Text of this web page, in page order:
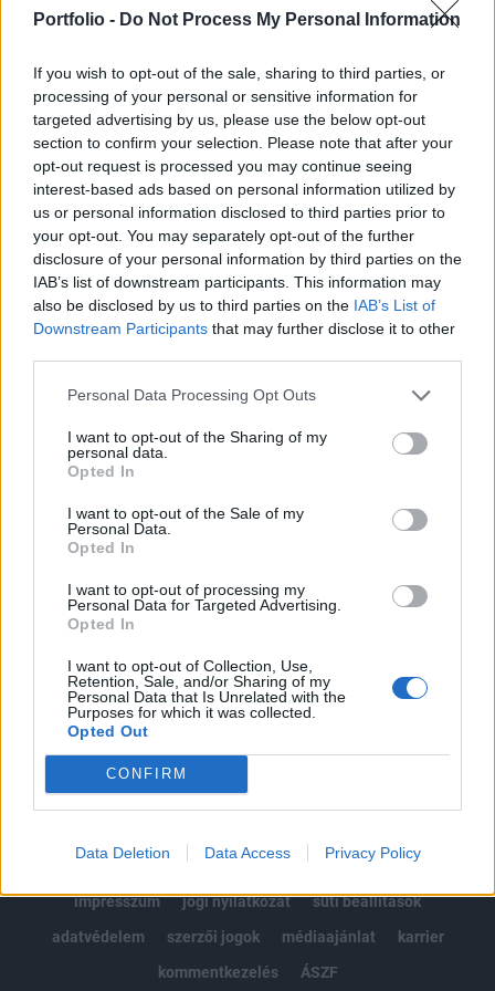
Portfolio - Do Not Process My Personal Information
If you wish to opt-out of the sale, sharing to third parties, or
processing of your personal or sensitive information for
targeted advertising by us, please use the below opt-out
section to confirm your selection. Please note that after your
opt-out request is processed you may continue seeing
interest-based ads based on personal information utilized by
us or personal information disclosed to third parties prior to
your opt-out. You may separately opt-out of the further
disclosure of your personal information by third parties on the
IAB’s list of downstream participants. This information may
also be disclosed by us to third parties on the IAB’s List of
Downstream Participants that may further disclose it to other
Personal Data Processing Opt Outs
I want to opt-out of the Sharing of my
personal data.
Opted In
I want to opt-out of the Sale of my
Personal Data.
Opted In
I want to opt-out of processing my
Personal Data for Targeted Advertising.
Opted In
I want to opt-out of Collection, Use,
Retention, Sale, and/or Sharing of my
Personal Data that Is Unrelated with the
Purposes for which it was collected.
Opted Out
CONFIRM
Data Deletion Data Access Privacy Policy
köthetnek, a még fennállókat pedig 15 éven belül
Save the date! Marcius 5-én lesz a Portfolio idei Biztosítás
konferenciája! A brit pénzügyi felügyelet (FCA) szerint egy
megállapodás nélküli Brexit sem fogja negatívan érinteni
az EU-n belül működő pénzügyi intézményekkel kötött több
millió szerződését a briteknek, de egyes életbiztosítási vagy
bizonyos derivatív ügyletekre vonatkozó szolgáltatásokat,
az Egyesült...
KEDVES OLVASÓNK!
tartozik, melynek olvasása előfizetéses
regisztrációhoz kötött.
Az előfizetés a következőket tartalmazza:
Kötéslisták: BÉT elmúlt 2 év napon belüli
kötéslistái
Előfizetés
MÁR ELŐFIZETŐNK VAGY?BEJELENTKEZÉS
impresszum
jogi nyilatkozat
süti beállítások
adatvédelem
szerzői jogok médiaajánlat
karrier
kommentkezelés
ÁSZF